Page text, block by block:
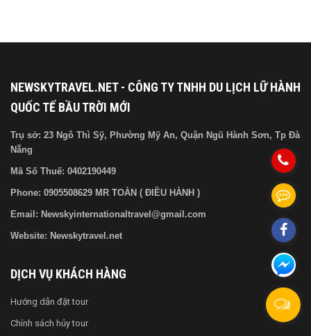
NEWSKYTRAVEL.NET - CÔNG TY TNHH DU LỊCH LỮ HÀNH
QUỐC TẾ BẦU TRỜI MỚI
Trụ sở: 23 Ngô Thì Sỹ, Phường Mỹ An, Quận Ngũ Hành Sơn, Tp Đà
Nẵng
Mã Số Thuế: 0402190449
Phone: 0905508629 MR TOÀN ( ĐIỀU HÀNH )
Email: Newskyinternationaltravel@gmail.com
Website: Newskytravel.net
DỊCH VỤ KHÁCH HÀNG
Hướng dẫn đặt tour
Chính sách hủy tour